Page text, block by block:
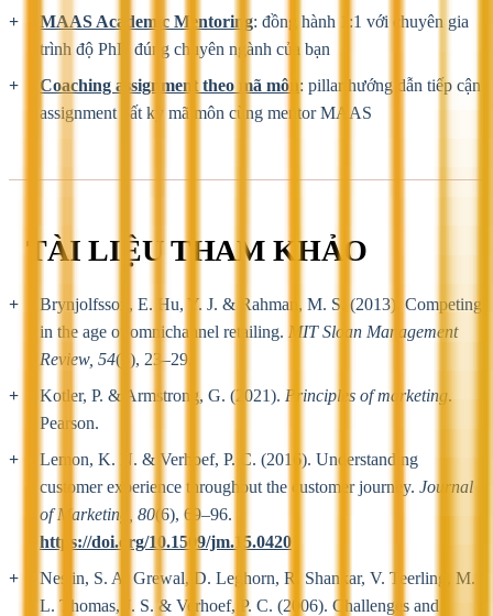
MAAS Academic Mentoring: đồng hành 1:1 với chuyên gia
trình độ PhD đúng chuyên ngành của bạn
Coaching assignment theo mã môn : pillar hướng dẫn tiếp cận
assignment bất kỳ mã môn cùng mentor MAAS
TÀI LIỆU THAM KHẢO
Brynjolfsson, E. Hu, Y. J. & Rahman, M. S. (2013). Competing
in the age of omnichannel retailing. MIT Sloan Management
Review, 54(4), 23–29.
Kotler, P. & Armstrong, G. (2021). Principles of marketing.
Pearson.
Lemon, K. N. & Verhoef, P. C. (2016). Understanding
customer experience throughout the customer journey. Journal
of Marketing, 80(6), 69–96.
https://doi.org/10.1509/jm.15.0420
Neslin, S. A. Grewal, D. Leghorn, R. Shankar, V. Teerling, M.
L. Thomas, J. S. & Verhoef, P. C. (2006). Challenges and